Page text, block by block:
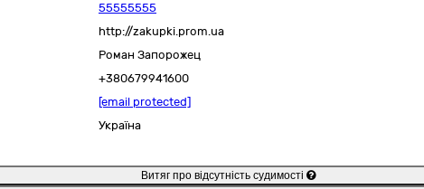
55555555
http://zakupki.prom.ua
Роман Запорожец
+380679941600
[email protected]
Україна
Витяг про відсутність судимості